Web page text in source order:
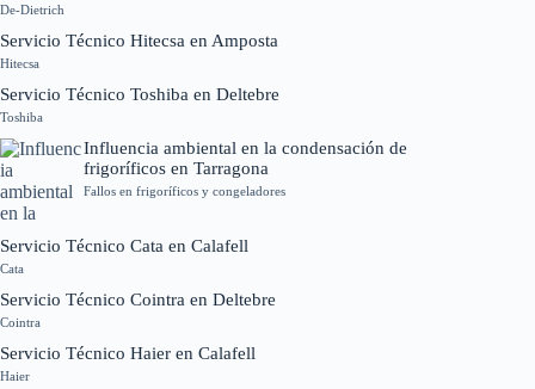
De-Dietrich
Servicio Técnico Hitecsa en Amposta
Hitecsa
Servicio Técnico Toshiba en Deltebre
Toshiba
Influencia ambiental en la condensación de
frigoríficos en Tarragona
Fallos en frigoríficos y congeladores
Servicio Técnico Cata en Calafell
Cata
Servicio Técnico Cointra en Deltebre
Cointra
Servicio Técnico Haier en Calafell
Haier